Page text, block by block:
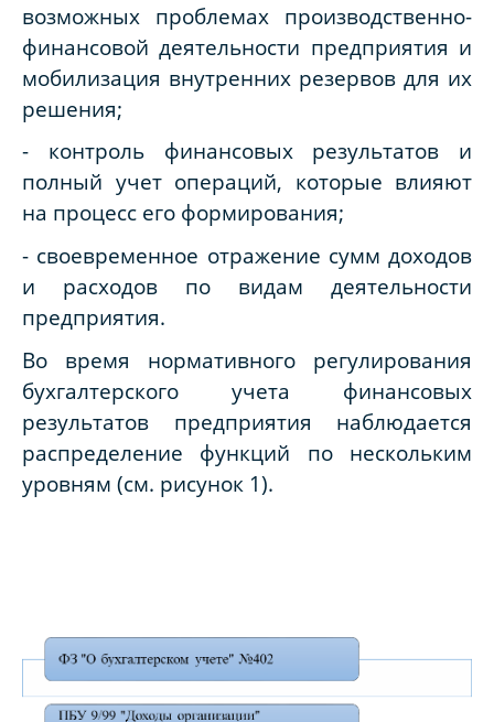
возможных проблемах производственно-
финансовой деятельности предприятия и
мобилизация внутренних резервов для их
решения;
- контроль финансовых результатов и
полный учет операций, которые влияют
на процесс его формирования;
- своевременное отражение сумм доходов
и расходов по видам деятельности
предприятия.
Во время нормативного регулирования
бухгалтерского учета финансовых
результатов предприятия наблюдается
распределение функций по нескольким
уровням (см. рисунок 1).